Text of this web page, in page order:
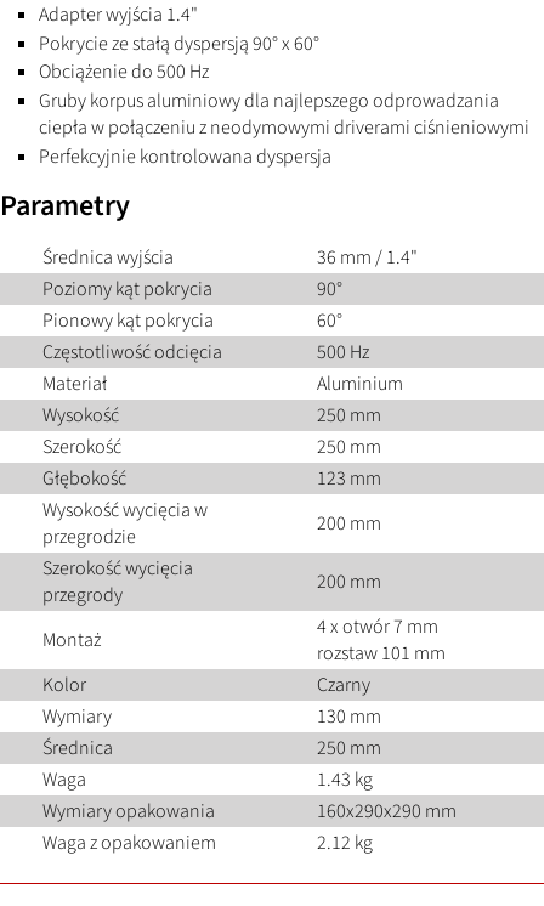
Adapter wyjścia 1.4"
Pokrycie ze stałą dyspersją 90° x 60°
Obciążenie do 500 Hz
Gruby korpus aluminiowy dla najlepszego odprowadzania
ciepła w połączeniu z neodymowymi driverami ciśnieniowymi
Perfekcyjnie kontrolowana dyspersja
Parametry
Średnica wyjścia
36 mm / 1.4"
Poziomy kąt pokrycia
90°
Pionowy kąt pokrycia
60°
Częstotliwość odcięcia
500 Hz
Materiał
Aluminium
Wysokość
250 mm
Szerokość
250 mm
Głębokość
123 mm
Wysokość wycięcia w
przegrodzie
200 mm
Szerokość wycięcia
przegrody
200 mm
Montaż
4 x otwór 7 mm
rozstaw 101 mm
Kolor
Czarny
Wymiary
130 mm
Średnica
250 mm
Waga
1.43 kg
Wymiary opakowania
160x290x290 mm
Waga z opakowaniem
2.12 kg